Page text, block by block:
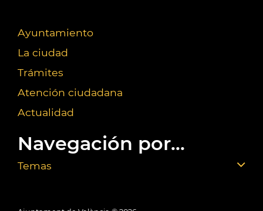
Ayuntamiento
La ciudad
Trámites
Atención ciudadana
Actualidad
Navegación por...
Temas